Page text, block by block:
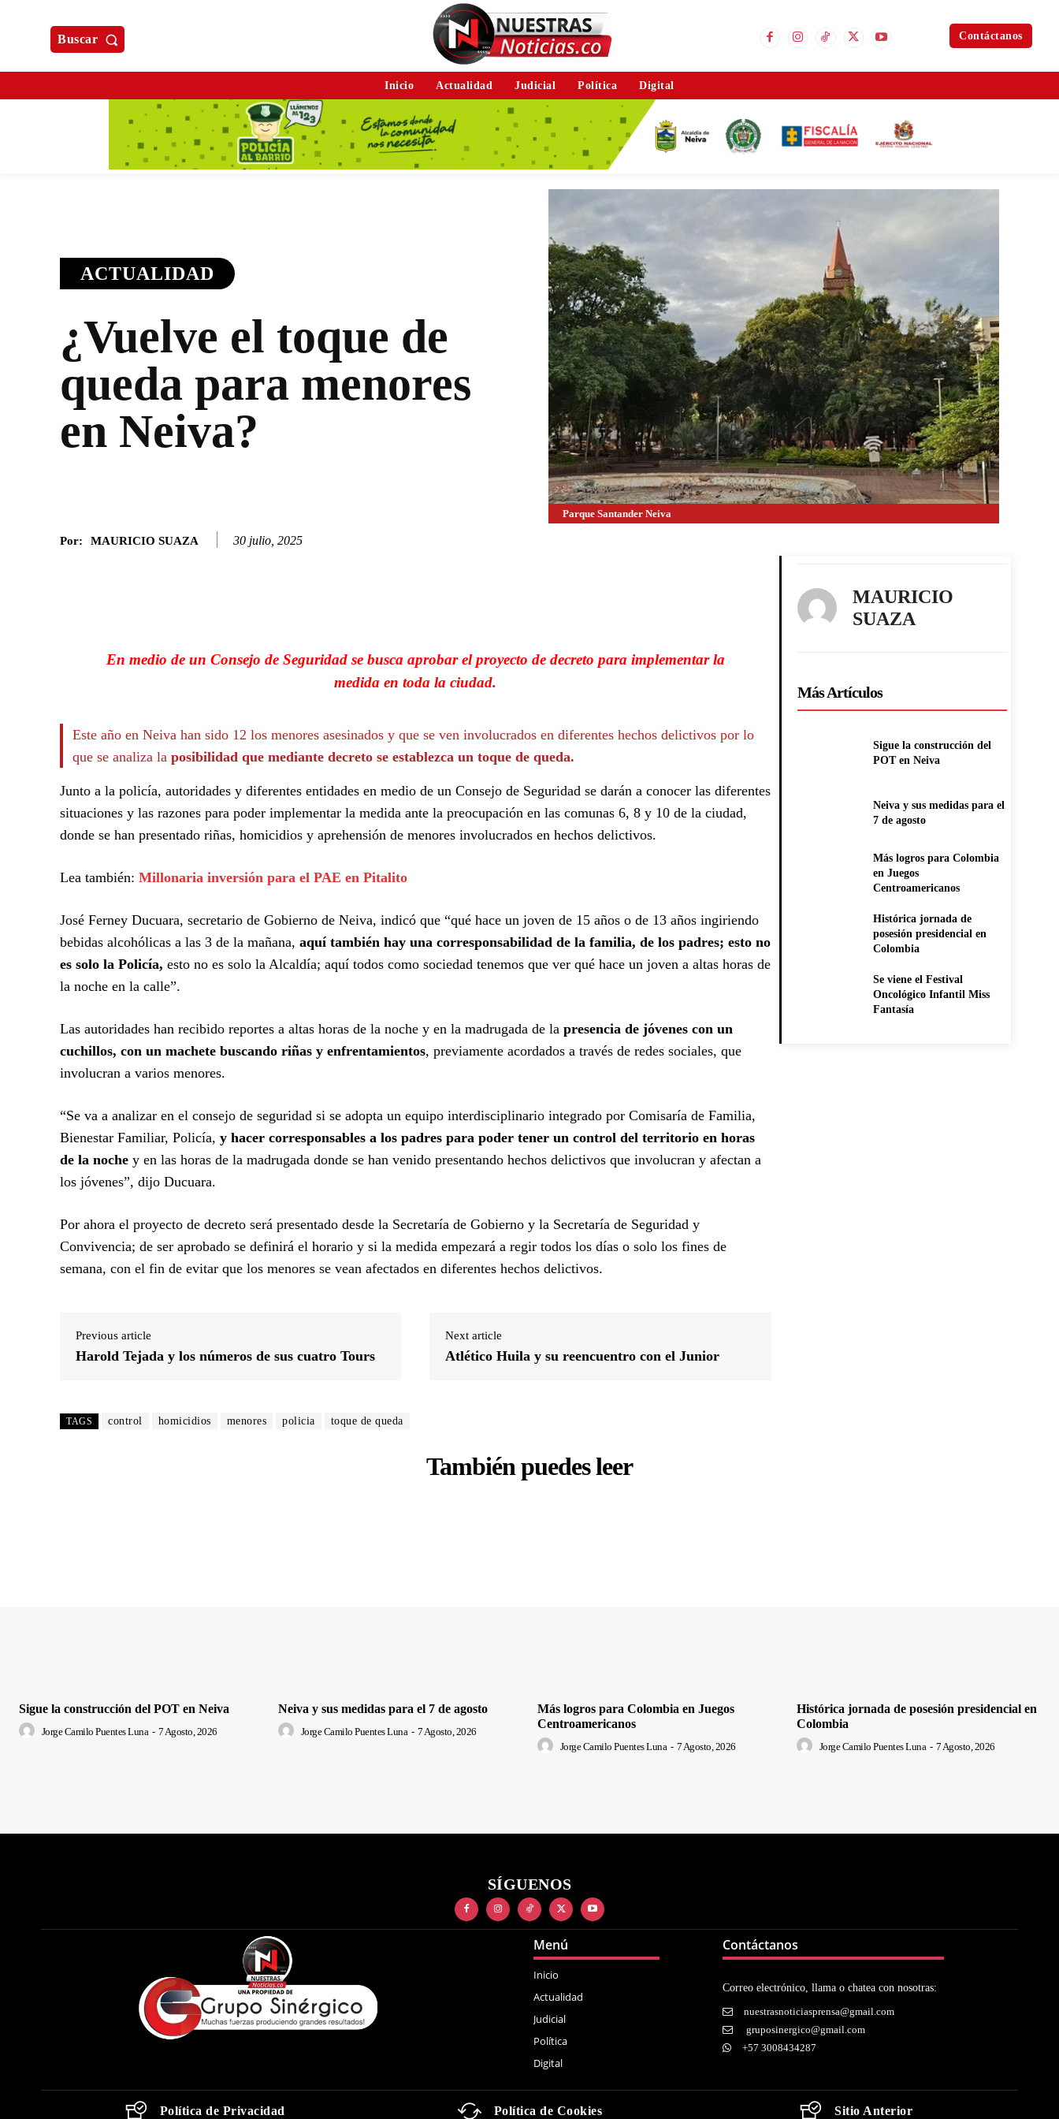
Buscar Contáctanos
Inicio Actualidad Judicial Política Digital
ACTUALIDAD
¿Vuelve el toque de
queda para menores
en Neiva?
Parque Santander Neiva
Por: MAURICIO SUAZA 30 julio, 2025
En medio de un Consejo de Seguridad se busca aprobar el proyecto de decreto para implementar la
medida en toda la ciudad.
Este año en Neiva han sido 12 los menores asesinados y que se ven involucrados en diferentes hechos delictivos por lo
que se analiza la posibilidad que mediante decreto se establezca un toque de queda.
Junto a la policía, autoridades y diferentes entidades en medio de un Consejo de Seguridad se darán a conocer las diferentes
situaciones y las razones para poder implementar la medida ante la preocupación en las comunas 6, 8 y 10 de la ciudad,
donde se han presentado riñas, homicidios y aprehensión de menores involucrados en hechos delictivos.
Lea también: Millonaria inversión para el PAE en Pitalito
José Ferney Ducuara, secretario de Gobierno de Neiva, indicó que “qué hace un joven de 15 años o de 13 años ingiriendo
bebidas alcohólicas a las 3 de la mañana, aquí también hay una corresponsabilidad de la familia, de los padres; esto no
es solo la Policía, esto no es solo la Alcaldía; aquí todos como sociedad tenemos que ver qué hace un joven a altas horas de
la noche en la calle”.
Las autoridades han recibido reportes a altas horas de la noche y en la madrugada de la presencia de jóvenes con un
cuchillos, con un machete buscando riñas y enfrentamientos, previamente acordados a través de redes sociales, que
involucran a varios menores.
“Se va a analizar en el consejo de seguridad si se adopta un equipo interdisciplinario integrado por Comisaría de Familia,
Bienestar Familiar, Policía, y hacer corresponsables a los padres para poder tener un control del territorio en horas
de la noche y en las horas de la madrugada donde se han venido presentando hechos delictivos que involucran y afectan a
los jóvenes”, dijo Ducuara.
Por ahora el proyecto de decreto será presentado desde la Secretaría de Gobierno y la Secretaría de Seguridad y
Convivencia; de ser aprobado se definirá el horario y si la medida empezará a regir todos los días o solo los fines de
semana, con el fin de evitar que los menores se vean afectados en diferentes hechos delictivos.
Previous article
Harold Tejada y los números de sus cuatro Tours
Next article
Atlético Huila y su reencuentro con el Junior
TAGS control homicidios menores policia toque de queda
MAURICIO
SUAZA
Más Artículos
Sigue la construcción del
POT en Neiva
Neiva y sus medidas para el
7 de agosto
Más logros para Colombia
en Juegos
Centroamericanos
Histórica jornada de
posesión presidencial en
Colombia
Se viene el Festival
Oncológico Infantil Miss
Fantasía
También puedes leer
Sigue la construcción del POT en Neiva
Jorge Camilo Puentes Luna - 7 Agosto, 2026
Neiva y sus medidas para el 7 de agosto
Jorge Camilo Puentes Luna - 7 Agosto, 2026
Más logros para Colombia en Juegos
Centroamericanos
Jorge Camilo Puentes Luna - 7 Agosto, 2026
Histórica jornada de posesión presidencial en
Colombia
Jorge Camilo Puentes Luna - 7 Agosto, 2026
SÍGUENOS
Menú
Inicio
Actualidad
Judicial
Política
Digital
Contáctanos
Correo electrónico, llama o chatea con nosotras:
nuestrasnoticiasprensa@gmail.com
gruposinergico@gmail.com
+57 3008434287
Política de Privacidad Política de Cookies Sitio Anterior